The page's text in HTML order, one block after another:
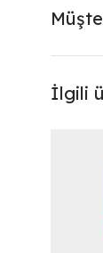
İlgili